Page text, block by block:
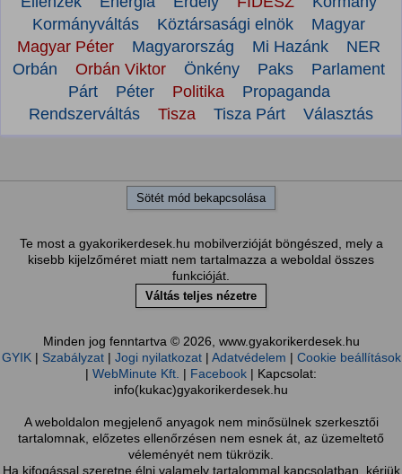
Kormányváltás
Köztársasági elnök
Magyar
Magyar Péter
Magyarország Mi Hazánk
NER
Orbán
Orbán Viktor Önkény Paks
Parlament
Párt
Péter Politika
Propaganda
Rendszerváltás
Tisza Tisza Párt Választás
Sötét mód bekapcsolása
Te most a gyakorikerdesek.hu mobilverzióját böngészed, mely a
kisebb kijelzőméret miatt nem tartalmazza a weboldal összes
funkcióját.
Váltás teljes nézetre
Minden jog fenntartva © 2026, www.gyakorikerdesek.hu
GYIK| Szabályzat| Jogi nyilatkozat| Adatvédelem | Cookie beállítások
| WebMinute Kft. | Facebook | Kapcsolat:
info(kukac)gyakorikerdesek.hu
A weboldalon megjelenő anyagok nem minősülnek szerkesztői
tartalomnak, előzetes ellenőrzésen nem esnek át, az üzemeltető
véleményét nem tükrözik.
Ha kifogással szeretne élni valamely tartalommal kapcsolatban, kérjük